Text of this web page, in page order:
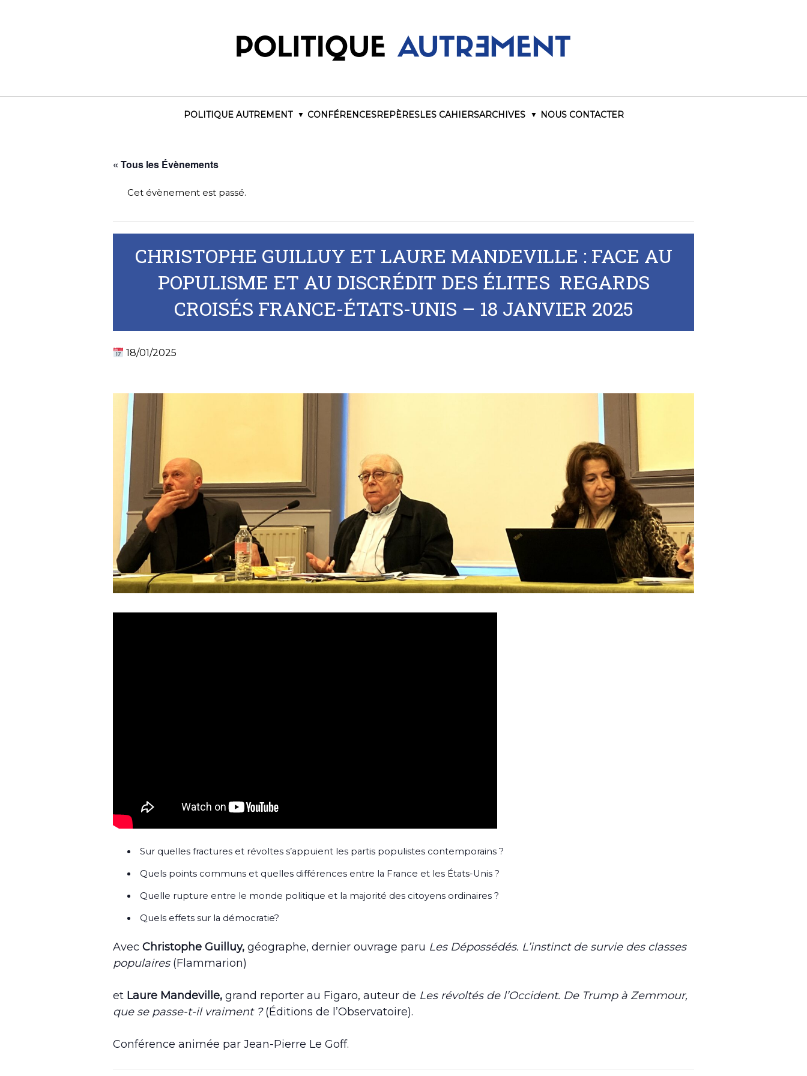
POLITIQUE AUTREMENT CONFÉRENCESREPÈRESLES CAHIERSARCHIVES NOUS CONTACTER
« Tous les Évènements
Cet évènement est passé.
CHRISTOPHE GUILLUY ET LAURE MANDEVILLE : FACE AU
POPULISME ET AU DISCRÉDIT DES ÉLITES REGARDS
CROISÉS FRANCE-ÉTATS-UNIS – 18 JANVIER 2025
18/01/2025
Sur quelles fractures et révoltes s’appuient les partis populistes contemporains ?
Quels points communs et quelles différences entre la France et les États-Unis ?
Quelle rupture entre le monde politique et la majorité des citoyens ordinaires ?
Quels effets sur la démocratie?
Avec Christophe Guilluy, géographe, dernier ouvrage paru Les Dépossédés. L’instinct de survie des classes
populaires (Flammarion)
et Laure Mandeville, grand reporter au Figaro, auteur de Les révoltés de l’Occident. De Trump à Zemmour,
que se passe-t-il vraiment ?(Éditions de l’Observatoire).
Conférence animée par Jean-Pierre Le Goff.